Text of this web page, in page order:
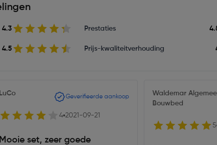
4.3 Prestaties
4.5 Prijs-kwaliteitverhouding
LuCo Geverifieerde aankoop
4 2021-09-21
Mooie set, zeer goede
Waldemar
Bouwbed
5